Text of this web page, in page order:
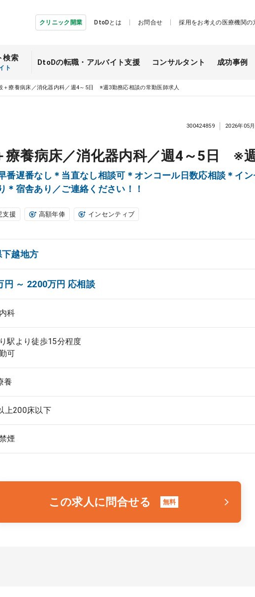
クリニック開業 DtoDとは お問合せ 採用をお考えの医療機関の
検索
ト
DtoDの転職・ アルバイト支援 コンサルタント 成功事例
＋療養病床／消化器内科／週4～5日 ※週3勤務応相談の常勤医師求人
療養病床／消化器内科／週4～5日 ※
番遅番なし＊当直なし相談可＊オンコール日数応相談＊イン
＊宿舎あり／ご連絡ください！！
300424859 2026年05
支援 高額年俸 インセンティブ
越地方
円 ～ 2200万円 応相談
科
駅より徒歩15分程度
可
養
上200床以下
煙
この求人に問合せる 無料